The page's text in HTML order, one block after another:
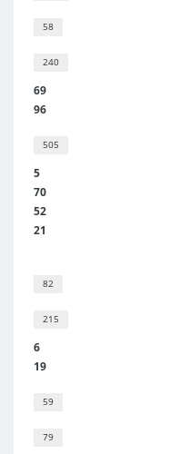
58
240
69
96
505
5
70
52
21
82
215
6
19
59
79